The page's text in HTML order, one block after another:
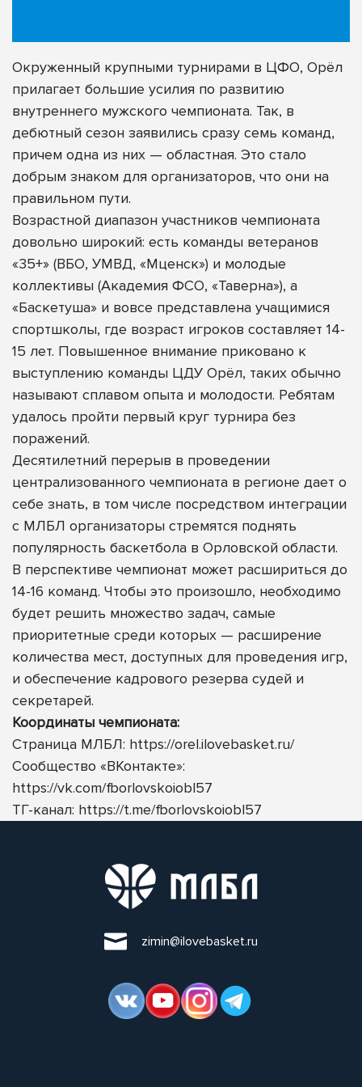
Окруженный крупными турнирами в ЦФО, Орёл
прилагает большие усилия по развитию
внутреннего мужского чемпионата. Так, в
дебютный сезон заявились сразу семь команд,
причем одна из них — областная. Это стало
добрым знаком для организаторов, что они на
правильном пути.
Возрастной диапазон участников чемпионата
довольно широкий: есть команды ветеранов
«35+» (ВБО, УМВД, «Мценск») и молодые
коллективы (Академия ФСО, «Таверна»), а
«Баскетуша» и вовсе представлена учащимися
спортшколы, где возраст игроков составляет 14-
15 лет. Повышенное внимание приковано к
выступлению команды ЦДУ Орёл, таких обычно
называют сплавом опыта и молодости. Ребятам
удалось пройти первый круг турнира без
поражений.
Десятилетний перерыв в проведении
централизованного чемпионата в регионе дает о
себе знать, в том числе посредством интеграции
с МЛБЛ организаторы стремятся поднять
популярность баскетбола в Орловской области.
В перспективе чемпионат может расшириться до
14-16 команд. Чтобы это произошло, необходимо
будет решить множество задач, самые
приоритетные среди которых — расширение
количества мест, доступных для проведения игр,
и обеспечение кадрового резерва судей и
секретарей.
Координаты чемпионата:
Страница МЛБЛ: https://orel.ilovebasket.ru/
Сообщество «ВКонтакте»:
https://vk.com/fborlovskoiobl57
ТГ-канал: https://t.me/fborlovskoiobl57
zimin@ilovebasket.ru